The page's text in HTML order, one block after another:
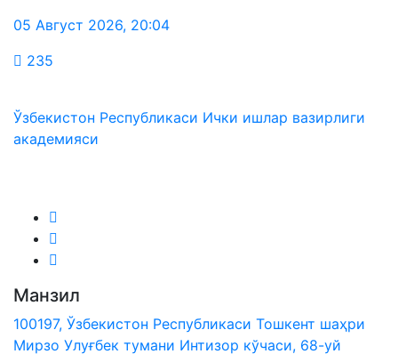
05 Август 2026, 20:04
235
Ўзбекистон Республикаси Ички ишлар вазирлиги
академияси
Манзил
100197, Ўзбекистон Республикаси Тошкент шаҳри
Мирзо Улуғбек тумани Интизор кўчаси, 68-уй